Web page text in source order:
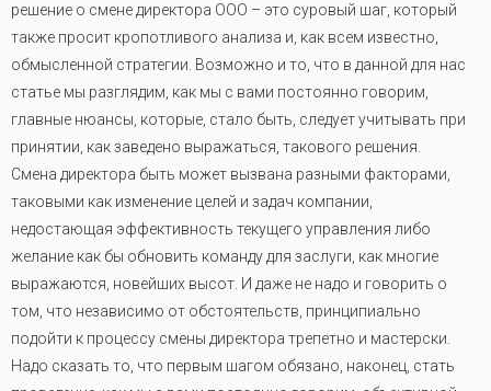
решение о смене директора ООО – это суровый шаг, который
также просит кропотливого анализа и, как всем известно,
обмысленной стратегии. Возможно и то, что в данной для нас
статье мы разглядим, как мы с вами постоянно говорим,
главные нюансы, которые, стало быть, следует учитывать при
принятии, как заведено выражаться, такового решения.
Смена директора быть может вызвана разными факторами,
таковыми как изменение целей и задач компании,
недостающая эффективность текущего управления либо
желание как бы обновить команду для заслуги, как многие
выражаются, новейших высот. И даже не надо и говорить о
том, что независимо от обстоятельств, принципиально
подойти к процессу смены директора трепетно и мастерски.
Надо сказать то, что первым шагом обязано, наконец, стать